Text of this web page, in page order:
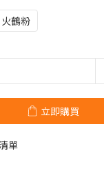
火鶴粉
立即購買
單